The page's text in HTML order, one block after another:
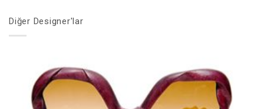
Diğer Designer'lar